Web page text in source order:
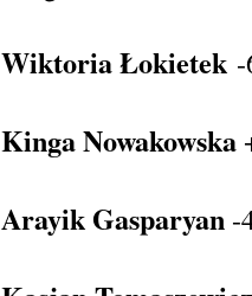
Wiktoria Łokietek
Kinga Nowakowska
Arayik Gasparyan -